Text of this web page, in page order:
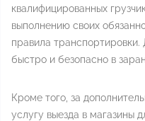
квалифицированных
выполнению своих
правила
быстро и безопасно в
Кроме того, за
услугу выезда в магазины